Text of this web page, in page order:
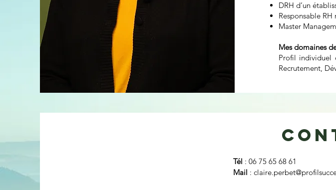
DRH d’un
Responsable RH
Master
Mes domaines
Profil individuel
Recrutement,
Tél : 06 75 65 68 61
Mail :